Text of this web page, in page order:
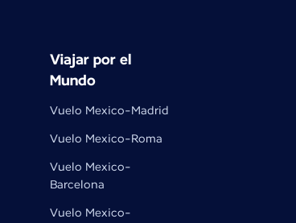
Viajar por el
Mundo
Vuelo Mexico-Madrid
Vuelo Mexico-Roma
Vuelo Mexico-
Barcelona
Vuelo Mexico-